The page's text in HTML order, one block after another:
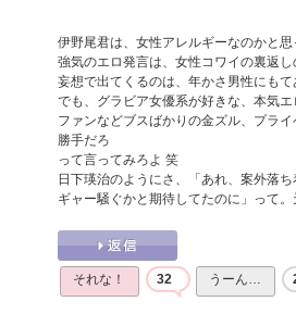
伊野尾君は、女性アレルギーなのかと思
強気のエロ発言は、女性コワイの裏返し
妄想で出てくるのは、年かさ男性にも
でも、グラビア女優系が好きな、本気エ
ファンなどブスばかりの金ズル、プラ
勝手だろ
って言ってみろよ 笑
日下瑛治のようにさ、「あれ、案外落
ギャー騒ぐかと期待してたのに」って。
それな！ 32 うーん…